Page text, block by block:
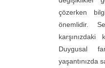
çözerken
önemlidir.
karşınızdaki
Duygusal
yaşantınızda